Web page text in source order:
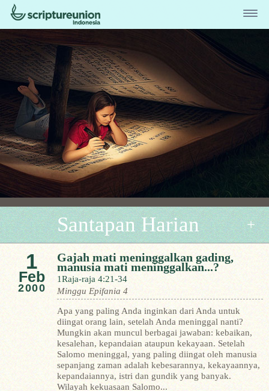
Santapan Harian
1
Feb
2000
Gajah mati meninggalkan gading,
manusia mati meninggalkan...?
1Raja-raja 4:21-34
Minggu Epifania 4
Apa yang paling Anda inginkan dari Anda untuk
diingat orang lain, setelah Anda meninggal nanti?
Mungkin akan muncul berbagai jawaban: kebaikan,
kesalehan, kepandaian ataupun kekayaan. Setelah
Salomo meninggal, yang paling diingat oleh manusia
sepanjang zaman adalah kebesarannya, kekayaannya,
kepandaiannya, istri dan gundik yang banyak.
Wilayah kekuasaan Salomo...